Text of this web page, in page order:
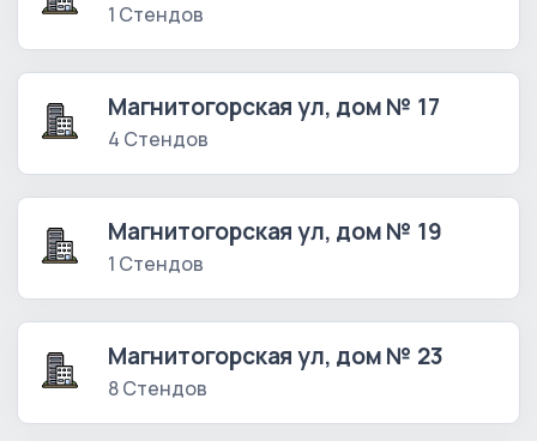
1 Стендов
Магнитогорская ул, дом № 17
4 Стендов
Магнитогорская ул, дом № 19
1 Стендов
Магнитогорская ул, дом № 23
8 Стендов